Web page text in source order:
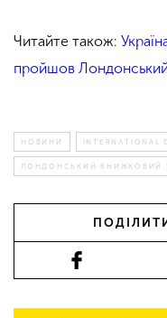
Читайте також:
пройшов
НОВИНИ INTERNATIONAL
ЛОНДОНСЬКИЙ КНИЖКОВИЙ